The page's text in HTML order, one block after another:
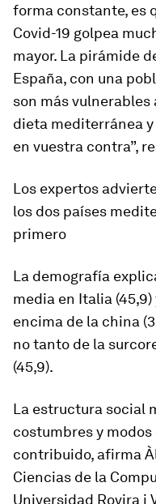
forma constante, es
Covid-19 golpea
mayor. La pirámide
España, con una
son más vulnerables
dieta mediterránea
en vuestra contra”,
Los expertos
los dos países
primero
La demografía
media en Italia
encima de la china
no tanto de la
(45,9).
La estructura social
costumbres y
contribuido, afirma
Ciencias de la
Universidad Rovira i